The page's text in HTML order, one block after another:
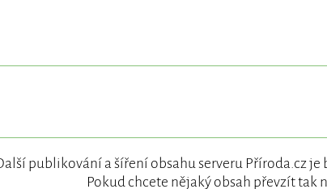
publikování a šíření obsahu serveru Příroda.cz je
Pokud chcete nějaký obsah převzít tak